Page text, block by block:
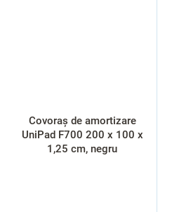
Covoraș de amortizare
UniPad F700 200 x 100 x
1,25 cm, negru